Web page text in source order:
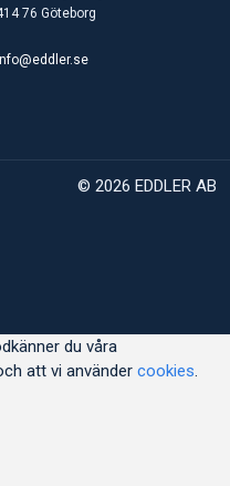
76 Göteborg
© 2026 EDDLER AB
du våra
att vi använder cookies.